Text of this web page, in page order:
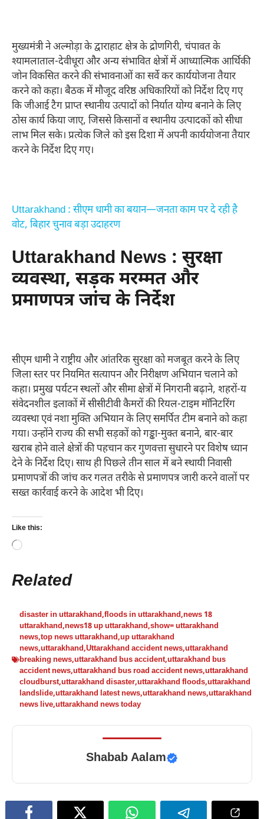
मुख्यमंत्री ने अल्मोड़ा के द्वाराहाट क्षेत्र के द्रोणगिरी, चंपावत के
श्यामलाताल-देवीधूरा और अन्य संभावित क्षेत्रों में आध्यात्मिक आर्थिकी
जोन विकसित करने की संभावनाओं का सर्वे कर कार्ययोजना तैयार
करने को कहा। बैठक में मौजूद वरिष्ठ अधिकारियों को निर्देश दिए गए
कि जीआई टैग प्राप्त स्थानीय उत्पादों को निर्यात योग्य बनाने के लिए
ठोस कार्य किया जाए, जिससे किसानों व स्थानीय उत्पादकों को सीधा
लाभ मिल सके। प्रत्येक जिले को इस दिशा में अपनी कार्ययोजना तैयार
करने के निर्देश दिए गए।
Uttarakhand : सीएम धामी का बयान—जनता काम पर दे रही है
वोट, बिहार चुनाव बड़ा उदाहरण
Uttarakhand News : सुरक्षा
व्यवस्था, सड़क मरम्मत और
प्रमाणपत्र जांच के निर्देश
सीएम धामी ने राष्ट्रीय और आंतरिक सुरक्षा को मजबूत करने के लिए
जिला स्तर पर नियमित सत्यापन और निरीक्षण अभियान चलाने को
कहा। प्रमुख पर्यटन स्थलों और सीमा क्षेत्रों में निगरानी बढ़ाने, शहरों-य
संवेदनशील इलाकों में सीसीटीवी कैमरों की रियल-टाइम मॉनिटरिंग
व्यवस्था एवं नशा मुक्ति अभियान के लिए समर्पित टीम बनाने को कहा
गया। उन्होंने राज्य की सभी सड़कों को गड्ढा-मुक्त बनाने, बार-बार
खराब होने वाले क्षेत्रों की पहचान कर गुणवत्ता सुधारने पर विशेष ध्यान
देने के निर्देश दिए। साथ ही पिछले तीन साल में बने स्थायी निवासी
प्रमाणपत्रों की जांच कर गलत तरीके से प्रमाणपत्र जारी करने वालों पर
सख्त कार्रवाई करने के आदेश भी दिए।
Like this:
Loading…
Related
disaster in uttarakhand,floods in uttarakhand,news 18
uttarakhand,news18 up uttarakhand,show= uttarakhand
news,top news uttarakhand,up uttarakhand
news,uttarakhand,Uttarakhand accident news,uttarakhand
breaking news,uttarakhand bus accident,uttarakhand bus
accident news,uttarakhand bus road accident news,uttarakhand
cloudburst,uttarakhand disaster,uttarakhand floods,uttarakhand
landslide,uttarakhand latest news,uttarakhand news,uttarakhand
news live,uttarakhand news today
Shabab Aalam